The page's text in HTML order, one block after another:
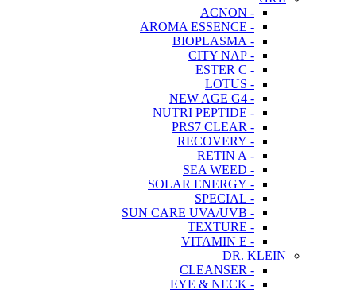
- ACNON
- AROMA ESSENCE
- BIOPLASMA
- CITY NAP
- ESTER C
- LOTUS
- NEW AGE G4
- NUTRI PEPTIDE
- PRS7 CLEAR
- RECOVERY
- RETIN A
- SEA WEED
- SOLAR ENERGY
- SPECIAL
- SUN CARE UVA/UVB
- TEXTURE
- VITAMIN E
DR. KLEIN
- CLEANSER
- EYE & NECK